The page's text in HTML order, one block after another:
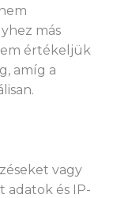
más
értékeljük
amíg a
vagy
adatok és IP-